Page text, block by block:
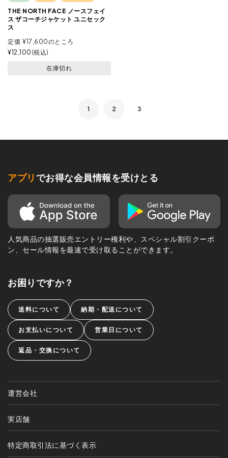
THE NORTH FACE ノースフェイ
ス ザコーチジャケット ユニセック
ス
定価 ¥17,600のところ
¥12,100 税込
在庫切れ
1 2 3
アプリ でお得な会員情報を受けとる
人気商品の抽選販売エントリー権利や、スペシャル割引クーポ
ン、セール情報を最速で受け取ることができます。
お困りですか？
送料について 納期・配送について
お支払いについて 営業日について
返品・交換について
運営会社
実店舗
特定商取引法に基づく表示